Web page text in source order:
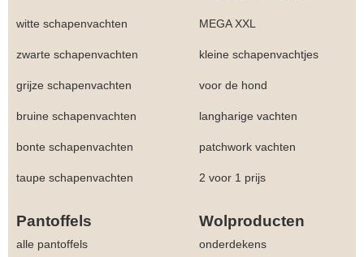
witte schapenvachten MEGA XXL
zwarte schapenvachten kleine schapenvachtjes
grijze schapenvachten voor de hond
bruine schapenvachten langharige vachten
bonte schapenvachten patchwork vachten
taupe schapenvachten 2 voor 1 prijs
Pantoffels Wolproducten
alle pantoffels onderdekens